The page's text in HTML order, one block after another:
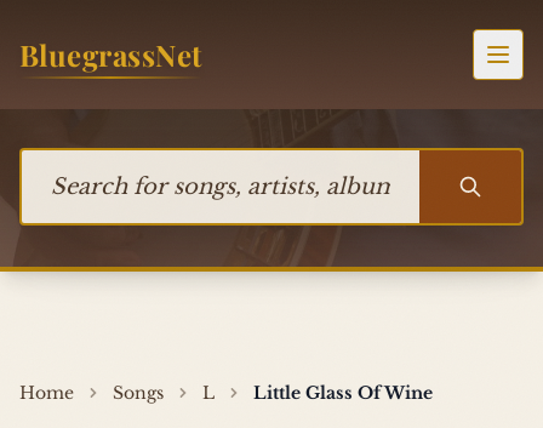
BluegrassNet
Home Songs L Little Glass Of Wine